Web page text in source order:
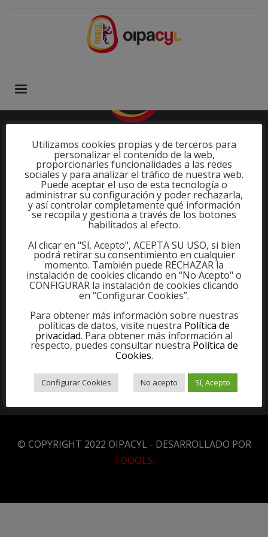
Siguenos en:
Dirección fiscal: C/ María de Molina 22, 1º Dcha, 47001,
Valladolid
983 37 75 03
© COPYRIGHT 2022 OIPACYL - DESARROLLADO POR
TOOOLS.
Utilizamos cookies propias y de terceros para
personalizar el contenido de la web,
proporcionarles funcionalidades a las redes
sociales y para analizar el tráfico de nuestra web.
Puede aceptar el uso de esta tecnología o
administrar su configuración y poder rechazarla,
y así controlar completamente qué información
se recopila y gestiona a través de los botones
habilitados al efecto.
Al clicar en "Sí, Acepto", ACEPTA SU USO, si bien
podrá retirar su consentimiento en cualquier
momento. También puede RECHAZAR la
instalación de cookies clicando en “No Acepto" o
CONFIGURAR la instalación de cookies clicando
en “Configurar Cookies”.
Para obtener más información sobre nuestras
políticas de datos, visite nuestra Política de
privacidad. Para obtener más información al
respecto, puedes consultar nuestra Política de
Cookies.
Configurar Cookies No acepto Sí, Acepto